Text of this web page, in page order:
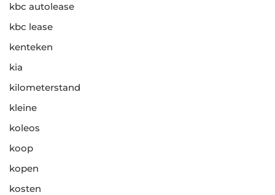
kbc autolease
kbc lease
kenteken
kia
kilometerstand
kleine
koleos
koop
kopen
kosten